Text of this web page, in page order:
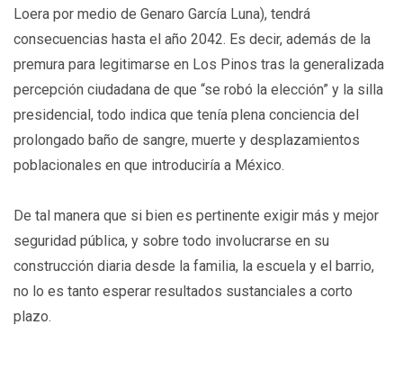
Loera por medio de Genaro García Luna), tendrá
consecuencias hasta el año 2042. Es decir, además de la
premura para legitimarse en Los Pinos tras la generalizada
percepción ciudadana de que “se robó la elección” y la silla
presidencial, todo indica que tenía plena conciencia del
prolongado baño de sangre, muerte y desplazamientos
poblacionales en que introduciría a México.
De tal manera que si bien es pertinente exigir más y mejor
seguridad pública, y sobre todo involucrarse en su
construcción diaria desde la familia, la escuela y el barrio,
no lo es tanto esperar resultados sustanciales a corto
plazo.